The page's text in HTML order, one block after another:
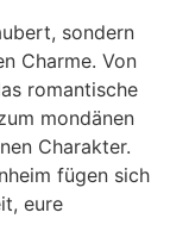
sondern
Charme. Von
romantische
mondänen
Charakter.
fügen sich
eure